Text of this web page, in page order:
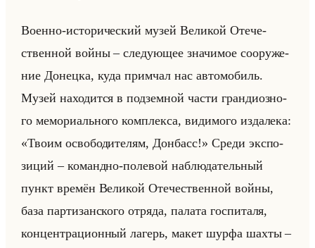
Во­ен­но-ис­то­ри­че­ский музей Ве­ли­кой Оте­че­
ствен­ной войны – сле­ду­ющее зна­чи­мое со­ору­же­
ние До­нец­ка, куда при­мчал нас ав­то­мо­биль.
Музей на­хо­дит­ся в под­зем­ной части гран­ди­оз­но­
го ме­мо­ри­ально­го ком­плек­са, ви­ди­мо­го из­да­ле­ка:
«Твоим освободителям, Донбасс!» Среди экс­по­
зи­ций – ко­манд­но-по­ле­вой на­блю­да­тельный
пункт вре­мён Ве­ли­кой Оте­че­ствен­ной войны,
база пар­ти­зан­ско­го от­ря­да, па­ла­та гос­пи­та­ля,
кон­цен­тра­ци­он­ный ла­герь, макет шурфа шахты –